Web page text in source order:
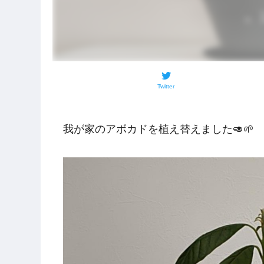
Twitter
我が家のアボカドを植え替えました🥑🌱